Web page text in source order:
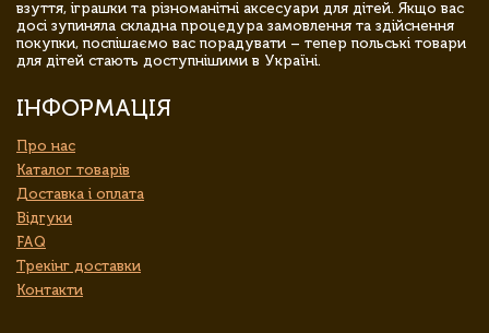
взуття, іграшки та різноманітні аксесуари для дітей. Якщо вас
досі зупиняла складна процедура замовлення та здійснення
покупки, поспішаємо вас порадувати – тепер польські товари
для дітей стають доступнішими в Україні.
ІНФОРМАЦІЯ
Про нас
Каталог товарів
Доставка і оплата
Відгуки
FAQ
Трекінг доставки
Контакти